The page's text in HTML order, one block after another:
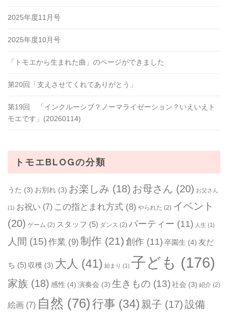
2025年度11月号
2025年度10月号
「トモエから生まれた曲」のページができました
第20回「支えさせてくれてありがとう」
第19回 「インクルーシブ？ノーマライゼーション？いえいえト
モエです」(20260114)
トモエBLOGの分類
うた (3) お別れ (3) お楽しみ (18) お母さん (20) お父さん
(1) お祝い (7) この指とまれ方式 (8) やられた (2) イベント
(20) ゲーム (2) スタッフ (5) ダンス (2) パーティー (11) 人生 (1)
人間 (15) 作業 (9) 制作 (21) 創作 (11) 卒園生 (4) 友だ
ち (5) 収穫 (3) 大人 (41) 始まり (1) 子ども (176)
家族 (18) 感性 (4) 演奏会 (3) 生きもの (13) 社会 (3) 紹介 (2)
絵画 (7) 自然 (76) 行事 (34) 親子 (17)設備